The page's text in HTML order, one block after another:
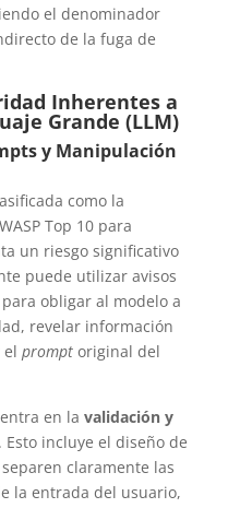
el denominador
de la fuga de
Inherentes a
Grande (LLM)
y Manipulación
como la
Top 10 para
un riesgo significativo
puede utilizar avisos
obligar al modelo a
revelar información
el promptoriginal del
en la validación y
Esto incluye el diseño de
claramente las
la entrada del usuario,